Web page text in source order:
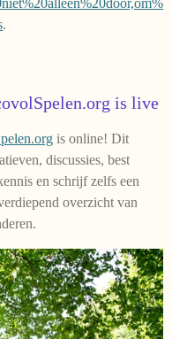
.
is live
is online! Dit
discussies, best
en schrijf zelfs een
overzicht van